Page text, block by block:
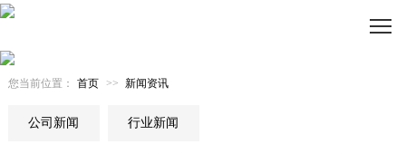
您当前位置： 首页 >> 新闻资讯
公司新闻 行业新闻